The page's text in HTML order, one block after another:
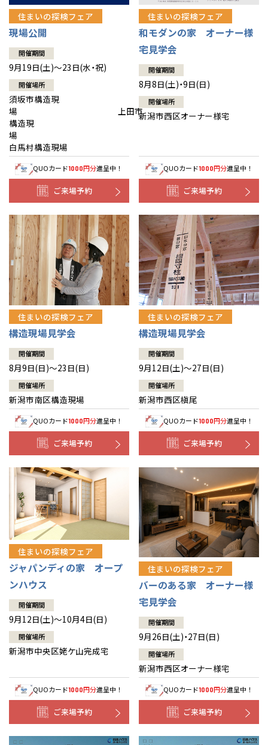
住まいの探検フェア
現場公開
開催期間
9月19日(土)～23日(水・祝)
開催場所
須坂市構造現
場 上田市
構造現
場
白馬村構造現場
QUOカード1000円分進呈中！
ご来場予約
住まいの探検フェア
和モダンの家 オーナー様
宅見学会
開催期間
8月8日(土)・9日(日)
開催場所
新潟市西区オーナー様宅
QUOカード1000円分進呈中！
ご来場予約
住まいの探検フェア
構造現場見学会
開催期間
8月9日(日)～23日(日)
開催場所
新潟市南区構造現場
QUOカード1000円分進呈中！
ご来場予約
住まいの探検フェア
構造現場見学会
開催期間
9月12日(土)～27日(日)
開催場所
新潟市西区槇尾
QUOカード1000円分進呈中！
ご来場予約
住まいの探検フェア
ジャパンディの家 オープ
ンハウス
開催期間
9月12日(土)～10月4日(日)
開催場所
新潟市中央区姥ケ山完成宅
QUOカード1000円分進呈中！
ご来場予約
住まいの探検フェア
バーのある家 オーナー様
宅見学会
開催期間
9月26日(土)・27日(日)
開催場所
新潟市西区オーナー様宅
QUOカード1000円分進呈中！
ご来場予約